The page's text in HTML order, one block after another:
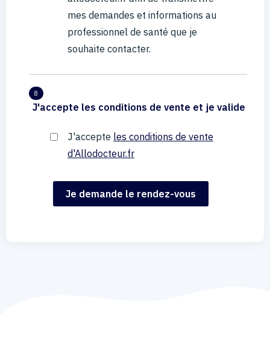
mes demandes et informations au
professionnel de santé que je
souhaite contacter.
8
J'accepte les conditions de vente et je valide
J'accepte les conditions de vente
d'Allodocteur.fr